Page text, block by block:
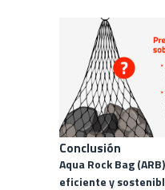
Conclusión
Aqua Rock Bag
eficiente y